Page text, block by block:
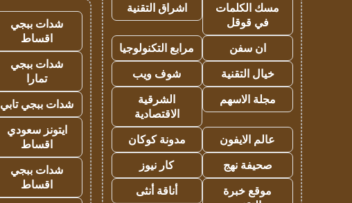
مسك الكلمات
في قوقل
اشراق التقنية
ان سفن
مرابع التكنولوجيا
خيال التقنية
شوف ويب
مجلة الاسهم
الشرقية
الاقتصادية
عالم الايفون
مدونة كوكان
صحيفة نهج
كار نيوز
موقع خبرة
أناقة أنثى
شدات ببجي
اقساط
شدات ببجي
تمارا
شدات ببجي تابي
ايتونز سعودي
اقساط
شدات ببجي
اقساط